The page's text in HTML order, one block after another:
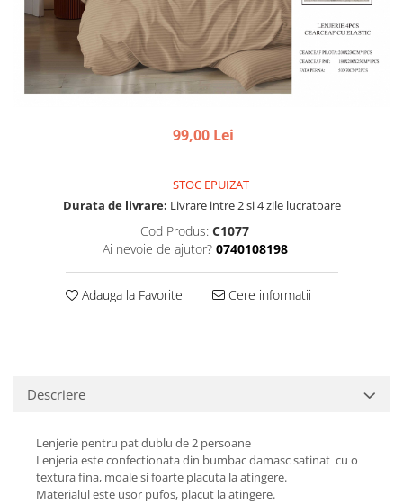
99,00 Lei
STOC EPUIZAT
Durata de livrare: Livrare intre 2 si 4 zile lucratoare
Cod Produs: C1077
Ai nevoie de ajutor? 0740108198
Adauga la Favorite Cere informatii
Descriere
Lenjerie pentru pat dublu de 2 persoane
Lenjeria este confectionata din bumbac damasc satinat cu o
textura fina, moale si foarte placuta la atingere.
Materialul este usor pufos, placut la atingere.